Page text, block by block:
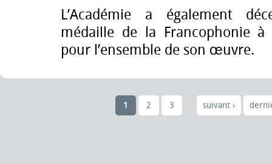
L’Académie a également
médaille de la Francophonie
pour l’ensemble de son œuvre.
1 2 3 suivant ›